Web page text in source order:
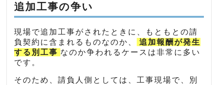
追加工事の争い
現場で追加工事がされたときに、もともとの請
負契約に含まれるものなのか、
追加報酬が発生
する別工事 なのか争われるケースは非常に多い
です。
そのため、請負人側としては、工事現場で、別